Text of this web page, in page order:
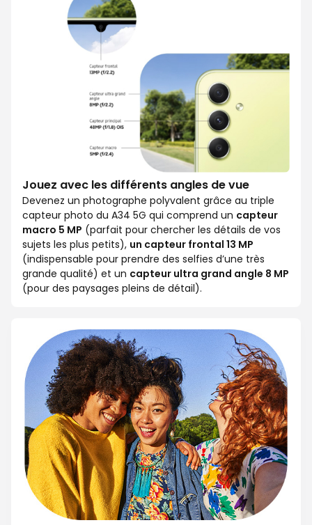
Jouez avec les différents angles de vue
Devenez un photographe polyvalent grâce au triple
capteur photo du A34 5G qui comprend un capteur
macro 5 MP (parfait pour chercher les détails de vos
sujets les plus petits), un capteur frontal 13 MP
(indispensable pour prendre des selfies d’une très
grande qualité) et un capteur ultra grand angle 8 MP
(pour des paysages pleins de détail).